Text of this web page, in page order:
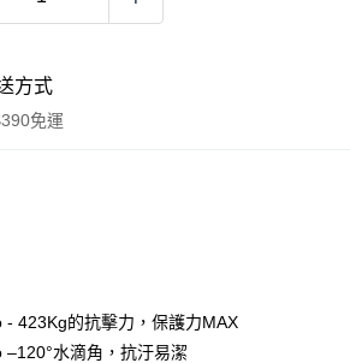
方式
免運
- 423Kg的抗擊力，保護力MAX
–120°水滴角，抗汙易潔